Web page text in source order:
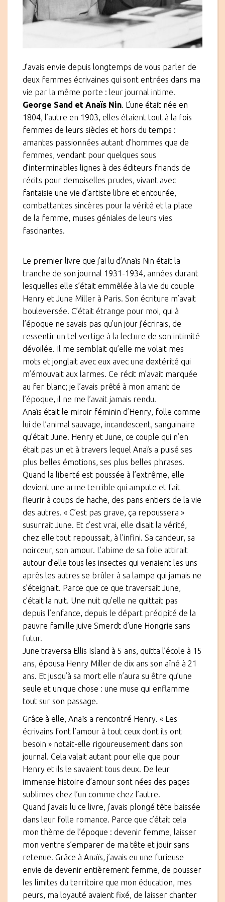
J’avais envie depuis longtemps de vous parler de
deux femmes écrivaines qui sont entrées dans ma
vie par la même porte : leur journal intime.
George Sand et Anaïs Nin. L’une était née en
1804, l’autre en 1903, elles étaient tout à la fois
femmes de leurs siècles et hors du temps :
amantes passionnées autant d’hommes que de
femmes, vendant pour quelques sous
d’interminables lignes à des éditeurs friands de
récits pour demoiselles prudes, vivant avec
fantaisie une vie d’artiste libre et entourée,
combattantes sincères pour la vérité et la place
de la femme, muses géniales de leurs vies
fascinantes.
Le premier livre que j’ai lu d’Anaïs Nin était la
tranche de son journal 1931-1934, années durant
lesquelles elle s’était emmêlée à la vie du couple
Henry et June Miller à Paris. Son écriture m’avait
bouleversée. C’était étrange pour moi, qui à
l’époque ne savais pas qu’un jour j’écrirais, de
ressentir un tel vertige à la lecture de son intimité
dévoilée. Il me semblait qu’elle me volait mes
mots et jonglait avec eux avec une dextérité qui
m’émouvait aux larmes. Ce récit m’avait marquée
au fer blanc; je l’avais prêté à mon amant de
l’époque, il ne me l’avait jamais rendu.
Anaïs était le miroir féminin d’Henry, folle comme
lui de l’animal sauvage, incandescent, sanguinaire
qu’était June. Henry et June, ce couple qui n’en
était pas un et à travers lequel Anaïs a puisé ses
plus belles émotions, ses plus belles phrases.
Quand la liberté est poussée à l’extrême, elle
devient une arme terrible qui ampute et fait
fleurir à coups de hache, des pans entiers de la vie
des autres. « C’est pas grave, ça repoussera »
susurrait June. Et c’est vrai, elle disait la vérité,
chez elle tout repoussait, à l’infini. Sa candeur, sa
noirceur, son amour. L’abime de sa folie attirait
autour d’elle tous les insectes qui venaient les uns
après les autres se brûler à sa lampe qui jamais ne
s’éteignait. Parce que ce que traversait June,
c’était la nuit. Une nuit qu’elle ne quittait pas
depuis l’enfance, depuis le départ précipité de la
pauvre famille juive Smerdt d’une Hongrie sans
futur.
June traversa Ellis Island à 5 ans, quitta l’école à 15
ans, épousa Henry Miller de dix ans son aîné à 21
ans. Et jusqu’à sa mort elle n’aura su être qu’une
seule et unique chose : une muse qui enflamme
tout sur son passage.
Grâce à elle, Anaïs a rencontré Henry. « Les
écrivains font l’amour à tout ceux dont ils ont
besoin » notait-elle rigoureusement dans son
journal. Cela valait autant pour elle que pour
Henry et ils le savaient tous deux. De leur
immense histoire d’amour sont nées des pages
sublimes chez l’un comme chez l’autre.
Quand j’avais lu ce livre, j’avais plongé tête baissée
dans leur folle romance. Parce que c’était cela
mon thème de l’époque : devenir femme, laisser
mon ventre s’emparer de ma tête et jouir sans
retenue. Grâce à Anaïs, j’avais eu une furieuse
envie de devenir entièrement femme, de pousser
les limites du territoire que mon éducation, mes
peurs, ma loyauté avaient fixé, de laisser chanter